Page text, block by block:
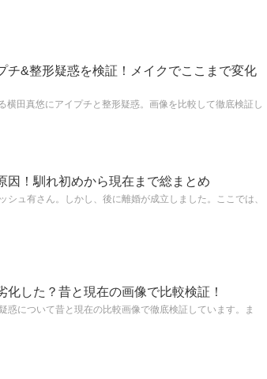
チ&整形疑惑を検証！メイクでここまで変化
横田真悠にアイプチと整形疑惑。画像を比較して徹底検証し
因！馴れ初めから現在まで総まとめ
シュ有さん。しかし、後に離婚が成立しました。ここでは、
化した？昔と現在の画像で比較検証！
惑について昔と現在の比較画像で徹底検証しています。ま